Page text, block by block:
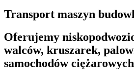
Transport maszyn
Oferujemy
walców, kruszarek,
samochodów